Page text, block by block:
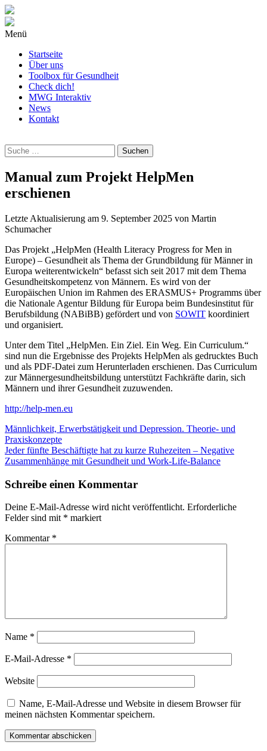
Menü
Startseite
Über uns
Toolbox für Gesundheit
Check dich!
MWG Interaktiv
News
Kontakt
suchst
Du?
Manual zum Projekt HelpMen
erschienen
Letzte Aktualisierung am 9. September 2025 von Martin
Schumacher
Das Projekt „HelpMen (Health Literacy Progress for Men in
Europe) – Gesundheit als Thema der Grundbildung für Männer in
Europa weiterentwickeln“ befasst sich seit 2017 mit dem Thema
Gesundheitskompetenz von Männern. Es wird von der
Europäischen Union im Rahmen des ERASMUS+ Programms über
die Nationale Agentur Bildung für Europa beim Bundesinstitut für
Berufsbildung (NABiBB) gefördert und von SOWIT koordiniert
und organisiert.
Unter dem Titel „HelpMen. Ein Ziel. Ein Weg. Ein Curriculum.“
sind nun die Ergebnisse des Projekts HelpMen als gedrucktes Buch
und als PDF-Datei zum Herunterladen erschienen. Das Curriculum
zur Männergesundheitsbildung unterstützt Fachkräfte darin, sich
Männern und ihrer Gesundheit zuzuwenden.
http://help-men.eu
Beitragsnavigation
Männlichkeit, Erwerbstätigkeit und Depression. Theorie- und
Praxiskonzepte
Jeder fünfte Beschäftigte hat zu kurze Ruhezeiten – Negative
Zusammenhänge mit Gesundheit und Work-Life-Balance
Schreibe einen Kommentar
Deine E-Mail-Adresse wird nicht veröffentlicht. Erforderliche
Felder sind mit * markiert
Kommentar *
Name *
E-Mail-Adresse *
Website
Name, E-Mail-Adresse und Website in diesem Browser für
meinen nächsten Kommentar speichern.